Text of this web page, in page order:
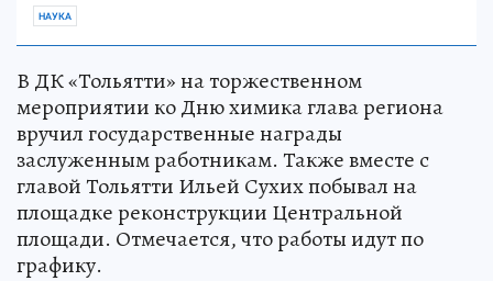
НАУКА
В ДК «Тольятти» на торжественном
мероприятии ко Дню химика глава региона
вручил государственные награды
заслуженным работникам. Также вместе с
главой Тольятти Ильей Сухих побывал на
площадке реконструкции Центральной
площади. Отмечается, что работы идут по
графику.